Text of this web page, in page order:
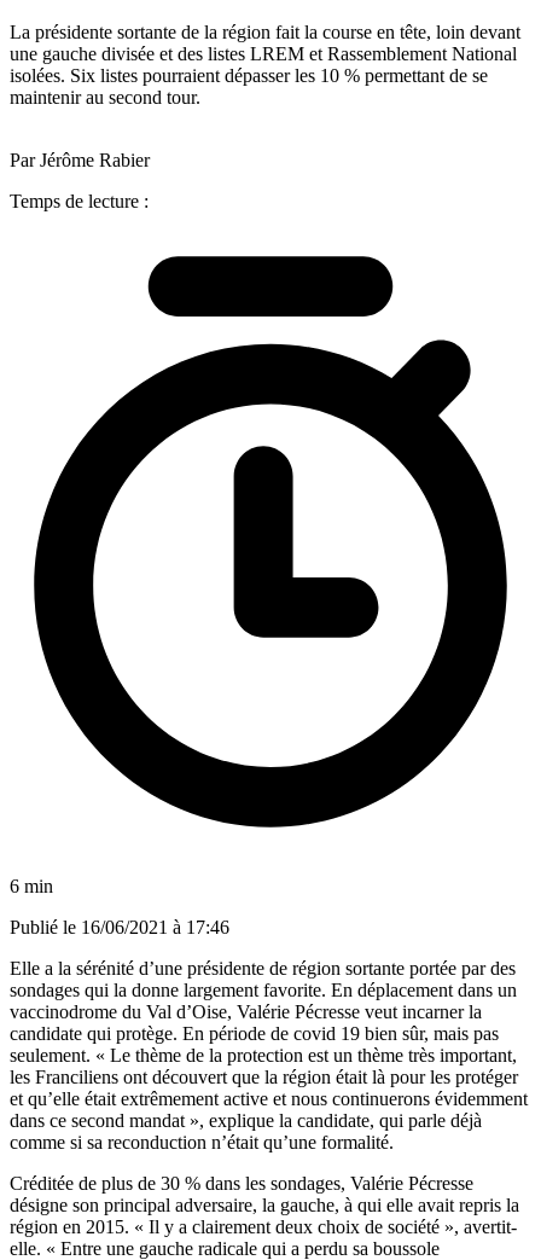
La présidente sortante de la région fait la course en tête, loin devant
une gauche divisée et des listes LREM et Rassemblement National
isolées. Six listes pourraient dépasser les 10 % permettant de se
maintenir au second tour.
Par Jérôme Rabier
Temps de lecture :
6 min
Publié le 16/06/2021 à 17:46
Elle a la sérénité d’une présidente de région sortante portée par des
sondages qui la donne largement favorite. En déplacement dans un
vaccinodrome du Val d’Oise, Valérie Pécresse veut incarner la
candidate qui protège. En période de covid 19 bien sûr, mais pas
seulement. « Le thème de la protection est un thème très important,
les Franciliens ont découvert que la région était là pour les protéger
et qu’elle était extrêmement active et nous continuerons évidemment
dans ce second mandat », explique la candidate, qui parle déjà
comme si sa reconduction n’était qu’une formalité.
Créditée de plus de 30 % dans les sondages, Valérie Pécresse
désigne son principal adversaire, la gauche, à qui elle avait repris la
région en 2015. « Il y a clairement deux choix de société », avertit-
elle. « Entre une gauche radicale qui a perdu sa boussole